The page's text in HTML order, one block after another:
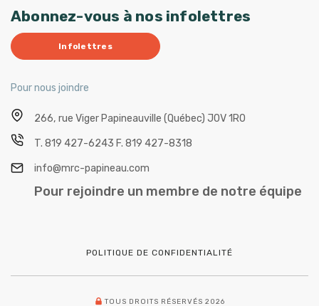
Abonnez-vous à nos infolettres
Infolettres
Pour nous joindre
266, rue Viger Papineauville (Québec) J0V 1R0
T. 819 427-6243 F. 819 427-8318
info@mrc-papineau.com
Pour rejoindre un membre de notre équipe
TOUS DROITS RÉSERVÉS 2026
POLITIQUE DE CONFIDENTIALITÉ